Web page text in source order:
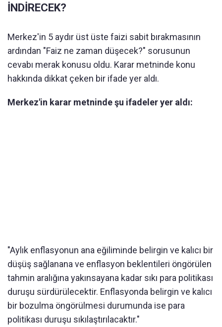
İNDİRECEK?
Merkez'in 5 aydır üst üste faizi sabit bırakmasının
ardından "Faiz ne zaman düşecek?" sorusunun
cevabı merak konusu oldu. Karar metninde konu
hakkında dikkat çeken bir ifade yer aldı.
Merkez'in karar metninde şu ifadeler yer aldı:
"Aylık enflasyonun ana eğiliminde belirgin ve kalıcı bir
düşüş sağlanana ve enflasyon beklentileri öngörülen
tahmin aralığına yakınsayana kadar sıkı para politikası
duruşu sürdürülecektir. Enflasyonda belirgin ve kalıcı
bir bozulma öngörülmesi durumunda ise para
politikası duruşu sıkılaştırılacaktır."